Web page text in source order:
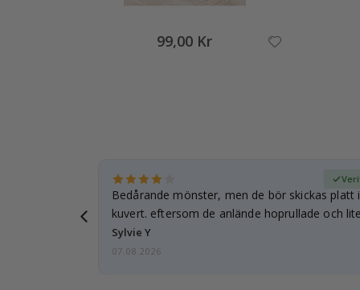
99,00 Kr
Bedårande mönster, men de bör skickas platt
kuvert. eftersom de anlände hoprullade och
…
Sylvie Y
07.08.2026